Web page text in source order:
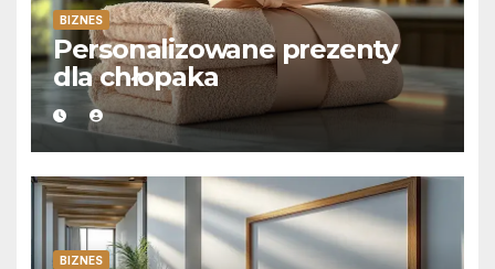
BIZNES
Personalizowane prezenty
dla chłopaka
BIZNES